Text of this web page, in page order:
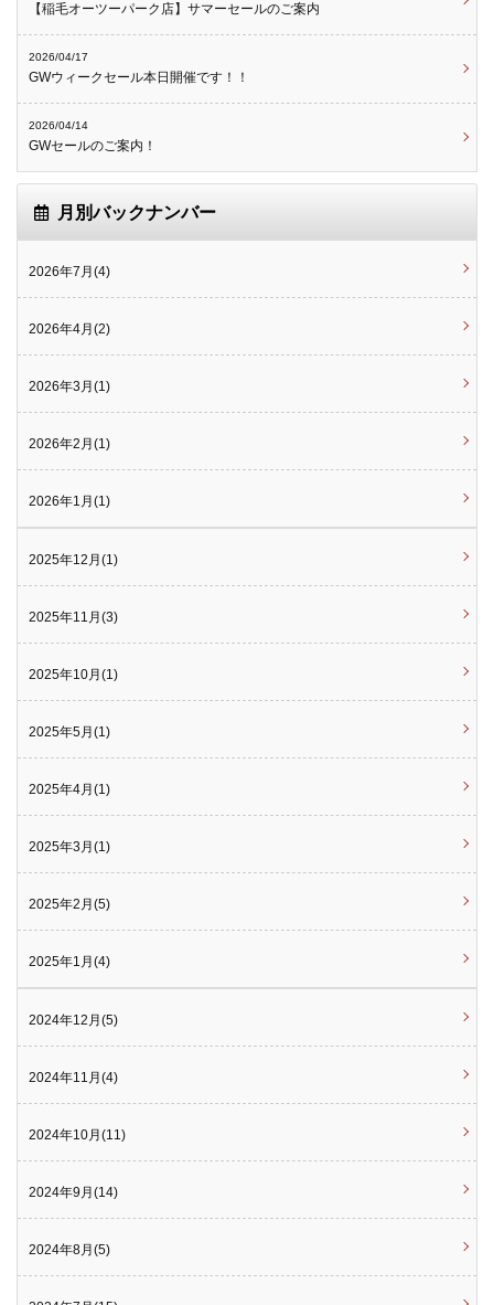
【稲毛オーツーパーク店】サマーセールのご案内
2026/04/17
GWウィークセール本日開催です！！
2026/04/14
GWセールのご案内！
月別バックナンバー
2026年7月(4)
2026年4月(2)
2026年3月(1)
2026年2月(1)
2026年1月(1)
2025年12月(1)
2025年11月(3)
2025年10月(1)
2025年5月(1)
2025年4月(1)
2025年3月(1)
2025年2月(5)
2025年1月(4)
2024年12月(5)
2024年11月(4)
2024年10月(11)
2024年9月(14)
2024年8月(5)